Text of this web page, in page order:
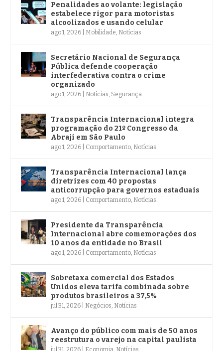
Penalidades ao volante: legislação
estabelece rigor para motoristas
alcoolizados e usando celular
ago 1, 2026 Mobilidade, Notícias
Secretário Nacional de Segurança
Pública defende cooperação
interfederativa contra o crime
organizado
ago 1, 2026 Notícias, Segurança
Transparência Internacional integra
programação do 21º Congresso da
Abraji em São Paulo
ago 1, 2026 Comportamento, Notícias
Transparência Internacional lança
diretrizes com 40 propostas
anticorrupção para governos estaduais
ago 1, 2026 Comportamento, Notícias
Presidente da Transparência
Internacional abre comemorações dos
10 anos da entidade no Brasil
ago 1, 2026 Comportamento, Notícias
Sobretaxa comercial dos Estados
Unidos eleva tarifa combinada sobre
produtos brasileiros a 37,5%
jul 31, 2026 Negócios, Notícias
Avanço do público com mais de 50 anos
reestrutura o varejo na capital paulista